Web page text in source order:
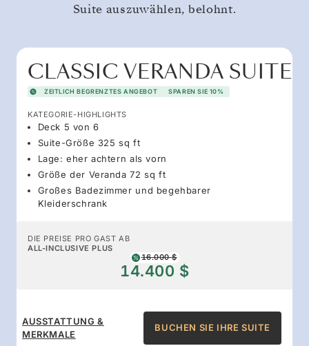
Suite auszuwählen, belohnt.
CLASSIC VERANDA SUITE
ZEITLICH BEGRENZTES ANGEBOT SPAREN SIE 10%
KATEGORIE-HIGHLIGHTS
Deck 5 von 6
Suite-Größe 325 sq ft
Lage: eher achtern als vorn
Größe der Veranda 72 sq ft
Großes Badezimmer und begehbarer
Kleiderschrank
DIE PREISE PRO GAST AB
ALL-INCLUSIVE PLUS
16.000 $
14.400 $
AUSSTATTUNG &
MERKMALE
BUCHEN SIE IHRE SUITE